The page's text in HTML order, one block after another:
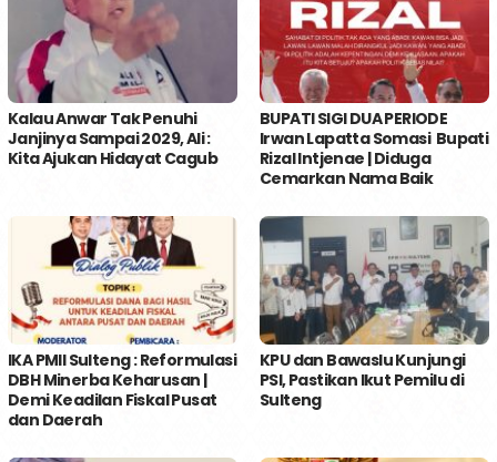
Kalau Anwar Tak Penuhi
Janjinya Sampai 2029, Ali :
Kita Ajukan Hidayat Cagub
BUPATI SIGI DUA PERIODE
Irwan Lapatta Somasi Bupati
Rizal Intjenae | Diduga
Cemarkan Nama Baik
IKA PMII Sulteng : Reformulasi
DBH Minerba Keharusan |
Demi Keadilan Fiskal Pusat
dan Daerah
KPU dan Bawaslu Kunjungi
PSI, Pastikan Ikut Pemilu di
Sulteng